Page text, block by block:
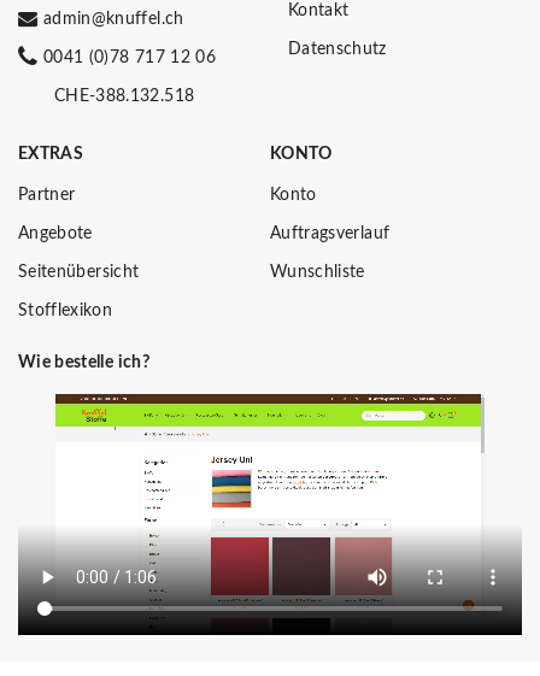
admin@knuffel.ch
0041 (0)78 717 12 06
CHE-388.132.518
Kontakt
Datenschutz
EXTRAS
Partner
Angebote
Seitenübersicht
Stofflexikon
KONTO
Konto
Auftragsverlauf
Wunschliste
Wie bestelle ich?